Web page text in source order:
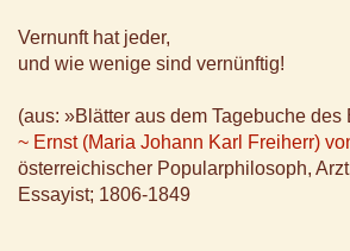
Vernunft hat jeder,
und wie wenige sind vernünftig!
(aus: »Blätter aus dem Tagebuche des
~ Ernst (Maria Johann Karl Freiherr)
österreichischer Popularphilosoph,
Essayist; 1806-1849